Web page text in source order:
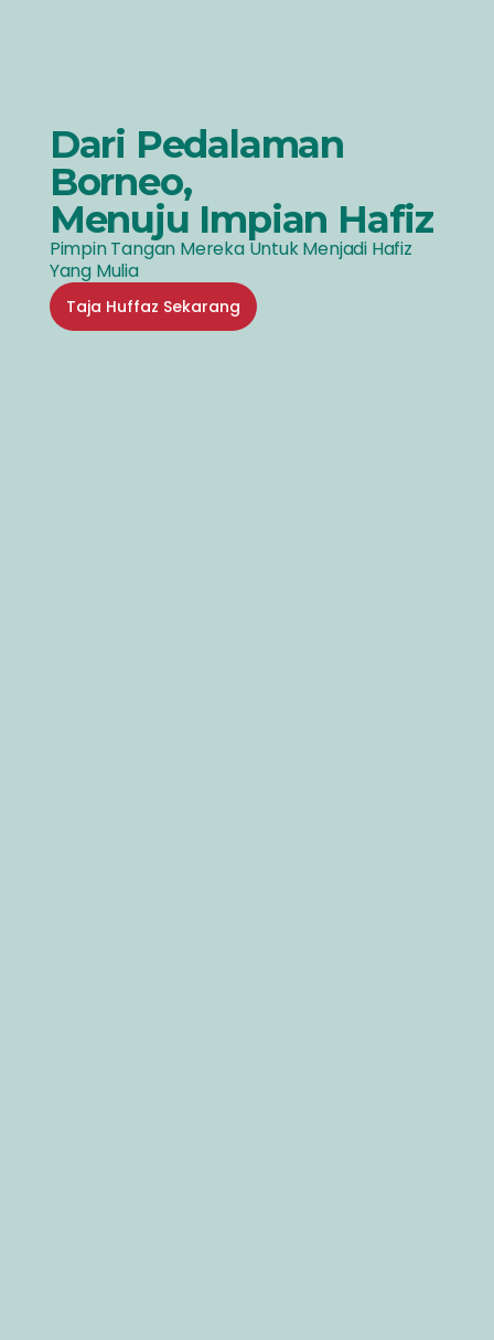
Dari Pedalaman
Borneo,
Menuju Impian Hafiz
Pimpin Tangan Mereka Untuk Menjadi Hafiz
Yang Mulia
Taja Huffaz Sekarang